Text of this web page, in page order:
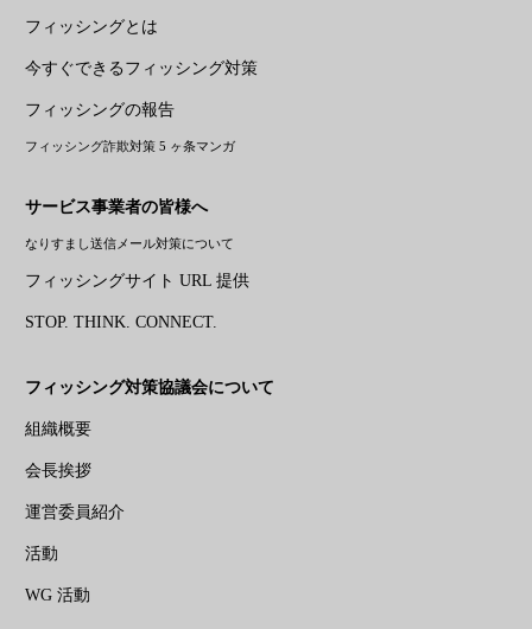
フィッシングとは
今すぐできるフィッシング対策
フィッシングの報告
フィッシング詐欺対策 5 ヶ条マンガ
サービス事業者の皆様へ
なりすまし送信メール対策について
フィッシングサイト URL 提供
STOP. THINK. CONNECT.
フィッシング対策協議会について
組織概要
会長挨拶
運営委員紹介
活動
WG 活動